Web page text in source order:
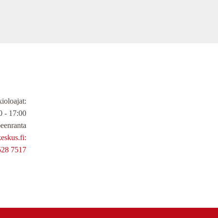
:
- 17:00
7517